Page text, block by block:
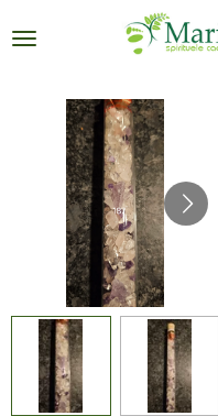
direct
hoofdinhoud